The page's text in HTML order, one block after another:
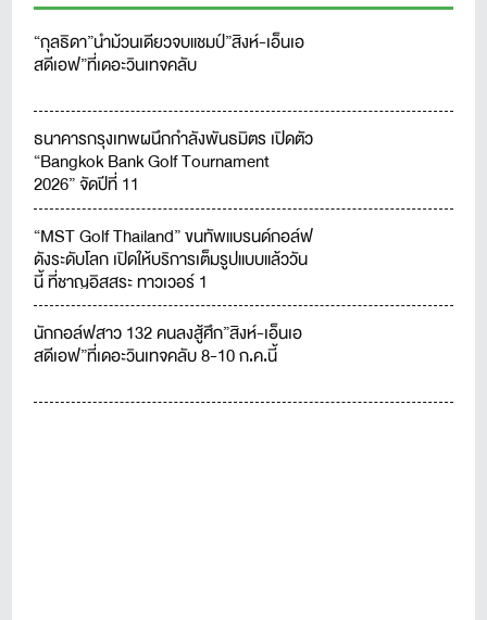
“กุลธิดา”นำม้วนเดียวจบแชมป์”สิงห์-เอ็นเอ
สดีเอฟ”ที่เดอะวินเทจคลับ
ธนาคารกรุงเทพผนึกกำลังพันธมิตร เปิดตัว
“Bangkok Bank Golf Tournament
2026” จัดปีที่ 11
“MST Golf Thailand” ขนทัพแบรนด์กอล์ฟ
ดังระดับโลก เปิดให้บริการเต็มรูปแบบแล้ววัน
นี้ ที่ชาญอิสสระ ทาวเวอร์ 1
นักกอล์ฟสาว 132 คนลงสู้ศึก”สิงห์-เอ็นเอ
สดีเอฟ”ที่เดอะวินเทจคลับ 8-10 ก.ค.นี้